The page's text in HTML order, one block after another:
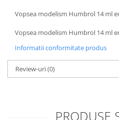
Vopsea modelism Humbrol 14 ml
Vopsea modelism Humbrol 14 ml
Informatii conformitate produs
Review-uri(0)
PRODUSE